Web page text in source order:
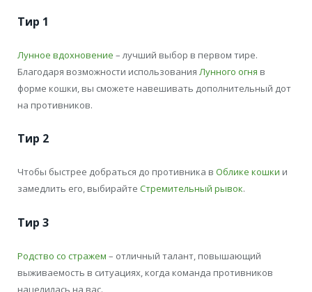
Тир 1
Лунное вдохновение – лучший выбор в первом тире.
Благодаря возможности использования Лунного огня в
форме кошки, вы сможете навешивать дополнительный дот
на противников.
Тир 2
Чтобы быстрее добраться до противника в Облике кошки и
замедлить его, выбирайте Стремительный рывок.
Тир 3
Родство со стражем – отличный талант, повышающий
выживаемость в ситуациях, когда команда противников
нацелилась на вас.